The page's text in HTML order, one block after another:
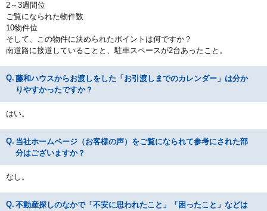
2～3週間位
ご覧になられた物件数
10物件位
そして、この物件に決められたポイントは何ですか？
南道路に接道していることと、駐車スペースが2台あったこと。
藤和ハウスからお渡しをした「お引渡しまでのカレンダー」は分か
りやすかったですか？
はい。
当社ホームページ（お客様の声）をご覧になられて参考にされた部
分はございますか？
なし。
不動産探しのなかで「不安に思われたこと」「困ったこと」などは